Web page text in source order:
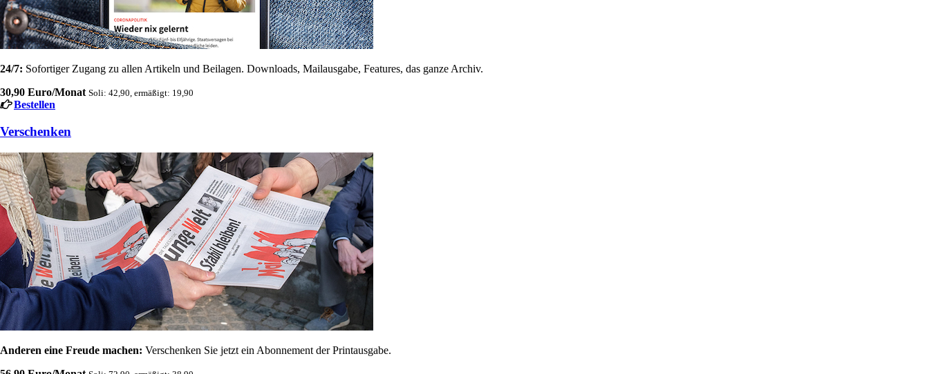
24/7: Sofortiger Zugang zu allen Artikeln und Beilagen. Downloads, Mailausgabe, Features, das ganze Archiv.
30,90 Euro/Monat Soli: 42,90, ermäßigt: 19,90
Bestellen
Verschenken
Anderen eine Freude machen: Verschenken Sie jetzt ein Abonnement der Printausgabe.